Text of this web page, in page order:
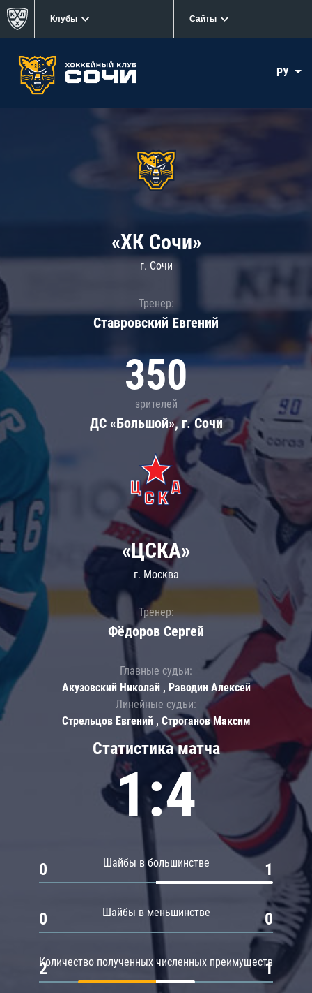
Клубы Сайты
РУ
«ХК Сочи»
г. Сочи
Тренер:
Ставровский Евгений
350
зрителей
ДС «Большой», г. Сочи
Статистика матча
1:4
Шайбы в большинстве
0 1
Шайбы в меньшинстве
0 0
Количество полученных численных преимуществ
2 1
«ЦСКА»
г. Москва
Тренер:
Фёдоров Сергей
Главные судьи:
Акузовский Николай , Раводин Алексей
Линейные судьи:
Стрельцов Евгений , Строганов Максим